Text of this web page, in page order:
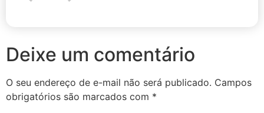
Deixe um comentário
O seu endereço de e-mail não será publicado. Campos
obrigatórios são marcados com *